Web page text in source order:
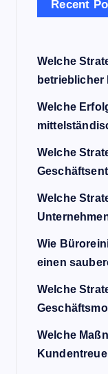
Recent
Welche
betrieblicher
Welche
Welche
Welche
Wie
einen
Welche
Welche